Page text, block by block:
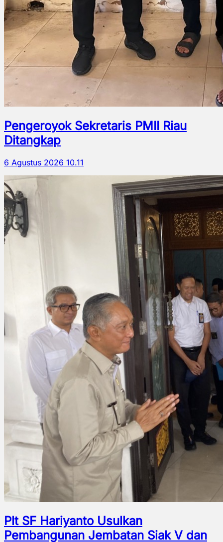
Pengeroyok Sekretaris PMII Riau
Ditangkap
6 Agustus 2026 10.11
Plt SF Hariyanto Usulkan
Pembangunan Jembatan Siak V dan